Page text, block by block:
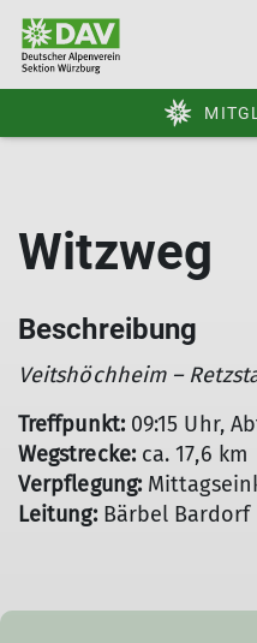
Witzweg
Beschreibung
Veitshöchheim –
Treffpunkt: 09:15 Uhr,
Wegstrecke:ca. 17,6 km
Verpflegung:
Leitung: Bärbel Bardorf